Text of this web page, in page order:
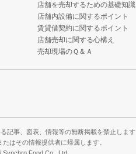
店舗を売却するための基礎知識
店舗内設備に関するポイント
賃貸借契約に関するポイント
店舗売却に関する心構え
売却現場のＱ＆Ａ
記事、図表、情報等の無断掲載を禁止します
はその情報提供者に帰属します。